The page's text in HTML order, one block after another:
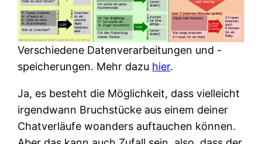
Verschiedene Datenverarbeitungen und -
speicherungen. Mehr dazu hier.
Ja, es besteht die Möglichkeit, dass vielleicht
irgendwann Bruchstücke aus einem deiner
Chatverläufe woanders auftauchen können.